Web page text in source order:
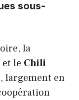
sous-
la
et le Chili
largement en